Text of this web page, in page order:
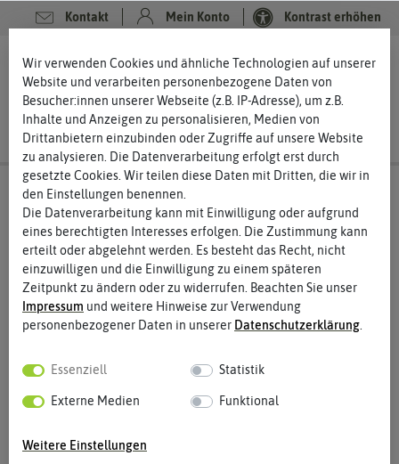
Kontakt Mein Konto Kontrast erhöhen
0 0
Wir verwenden Cookies und ähnliche Technologien auf unserer
Website und verarbeiten personenbezogene Daten von
Besucher:innen unserer Webseite (z.B. IP-Adresse), um z.B.
Inhalte und Anzeigen zu personalisieren, Medien von
Drittanbietern einzubinden oder Zugriffe auf unsere Website
zu analysieren. Die Datenverarbeitung erfolgt erst durch
gesetzte Cookies. Wir teilen diese Daten mit Dritten, die wir in
den Einstellungen benennen.
Die Datenverarbeitung kann mit Einwilligung oder aufgrund
eines berechtigten Interesses erfolgen. Die Zustimmung kann
erteilt oder abgelehnt werden. Es besteht das Recht, nicht
einzuwilligen und die Einwilligung zu einem späteren
Zeitpunkt zu ändern oder zu widerrufen. Beachten Sie unser
Impressum und weitere Hinweise zur Verwendung
personenbezogener Daten in unserer Daten­schutz­erklärung.
Essenziell Statistik
Externe Medien Funktional
Weitere Einstellungen